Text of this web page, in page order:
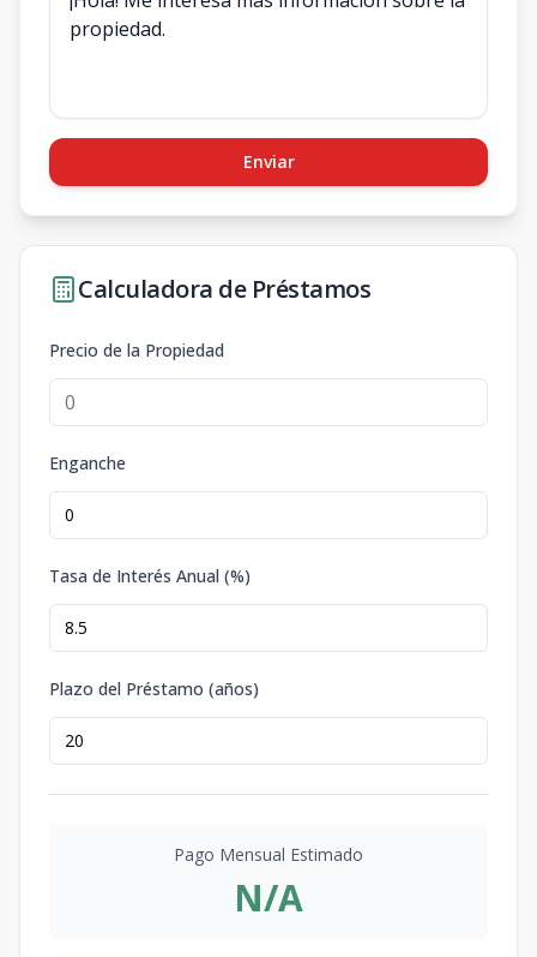
Enviar
Calculadora de Préstamos
Precio de la Propiedad
Enganche
Tasa de Interés Anual (%)
Plazo del Préstamo (años)
Pago Mensual Estimado
N/A